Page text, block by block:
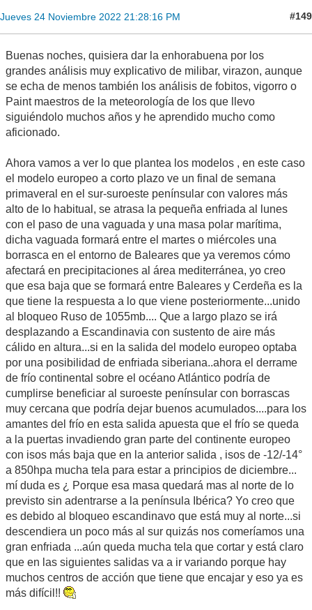
Jueves 24 Noviembre 2022 21:28:16 PM #149
Buenas noches, quisiera dar la enhorabuena por los
grandes análisis muy explicativo de milibar, virazon, aunque
se echa de menos también los análisis de fobitos, vigorro o
Paint maestros de la meteorología de los que llevo
siguiéndolo muchos años y he aprendido mucho como
aficionado.
Ahora vamos a ver lo que plantea los modelos , en este caso
el modelo europeo a corto plazo ve un final de semana
primaveral en el sur-suroeste penínsular con valores más
alto de lo habitual, se atrasa la pequeña enfriada al lunes
con el paso de una vaguada y una masa polar marítima,
dicha vaguada formará entre el martes o miércoles una
borrasca en el entorno de Baleares que ya veremos cómo
afectará en precipitaciones al área mediterránea, yo creo
que esa baja que se formará entre Baleares y Cerdeña es la
que tiene la respuesta a lo que viene posteriormente...unido
al bloqueo Ruso de 1055mb.... Que a largo plazo se irá
desplazando a Escandinavia con sustento de aire más
cálido en altura...si en la salida del modelo europeo optaba
por una posibilidad de enfriada siberiana..ahora el derrame
de frío continental sobre el océano Atlántico podría de
cumplirse beneficiar al suroeste penínsular con borrascas
muy cercana que podría dejar buenos acumulados....para los
amantes del frío en esta salida apuesta que el frío se queda
a la puertas invadiendo gran parte del continente europeo
con isos más baja que en la anterior salida , isos de -12/-14°
a 850hpa mucha tela para estar a principios de diciembre...
mí duda es ¿ Porque esa masa quedará mas al norte de lo
previsto sin adentrarse a la península Ibérica? Yo creo que
es debido al bloqueo escandinavo que está muy al norte...si
descendiera un poco más al sur quizás nos comeríamos una
gran enfriada ...aún queda mucha tela que cortar y está claro
que en las siguientes salidas va a ir variando porque hay
muchos centros de acción que tiene que encajar y eso ya es
más difícil!!